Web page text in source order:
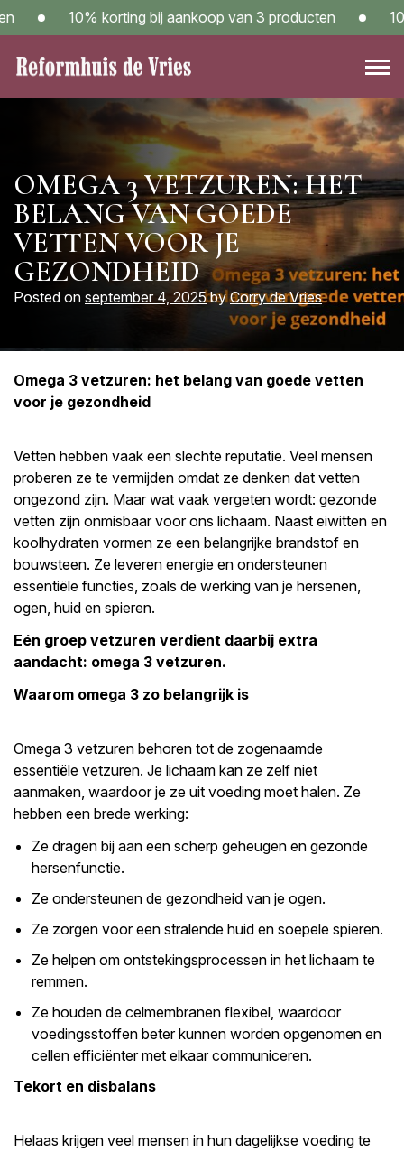
Skip
to
content
10% korting bij aankoop van 3 producten
OMEGA 3 VETZUREN: HET
BELANG VAN GOEDE
VETTEN VOOR JE
GEZONDHEID
Posted on september 4, 2025byCorry de Vries
Omega 3 vetzuren: het belang van goede vetten
voor je gezondheid
Vetten hebben vaak een slechte reputatie. Veel mensen
proberen ze te vermijden omdat ze denken dat vetten
ongezond zijn. Maar wat vaak vergeten wordt: gezonde
vetten zijn onmisbaar voor ons lichaam. Naast eiwitten en
koolhydraten vormen ze een belangrijke brandstof en
bouwsteen. Ze leveren energie en ondersteunen
essentiële functies, zoals de werking van je hersenen,
ogen, huid en spieren.
Eén groep vetzuren verdient daarbij extra
aandacht: omega 3 vetzuren.
Waarom omega 3 zo belangrijk is
Omega 3 vetzuren behoren tot de zogenaamde
essentiële vetzuren. Je lichaam kan ze zelf niet
aanmaken, waardoor je ze uit voeding moet halen. Ze
hebben een brede werking:
Ze dragen bij aan een scherp geheugen en gezonde
hersenfunctie.
Ze ondersteunen de gezondheid van je ogen.
Ze zorgen voor een stralende huid en soepele spieren.
Ze helpen om ontstekingsprocessen in het lichaam te
remmen.
Ze houden de celmembranen flexibel, waardoor
voedingsstoffen beter kunnen worden opgenomen en
cellen efficiënter met elkaar communiceren.
Tekort en disbalans
Helaas krijgen veel mensen in hun dagelijkse voeding te